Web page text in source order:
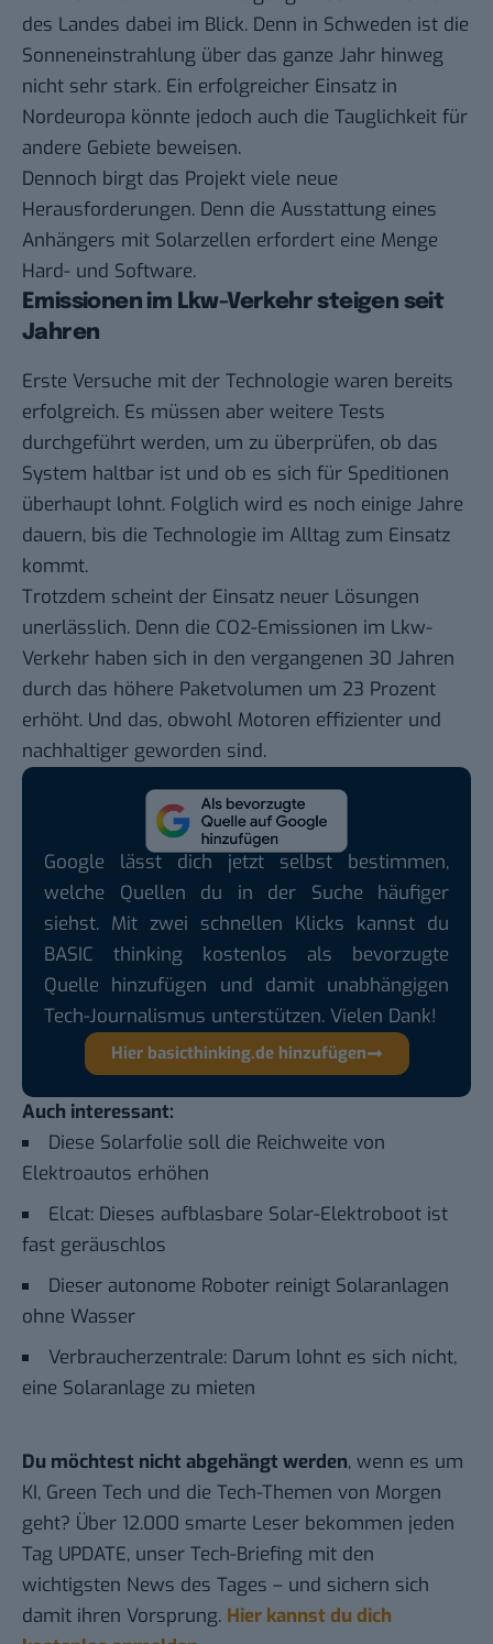
des Landes dabei im Blick. Denn in Schweden ist die
Sonneneinstrahlung über das ganze Jahr hinweg
nicht sehr stark. Ein erfolgreicher Einsatz in
Nordeuropa könnte jedoch auch die Tauglichkeit für
andere Gebiete beweisen.
Dennoch birgt das Projekt viele neue
Herausforderungen. Denn die Ausstattung eines
Anhängers mit Solarzellen erfordert eine Menge
Hard- und Software.
Emissionen im Lkw-Verkehr steigen seit
Jahren
Erste Versuche mit der Technologie waren bereits
erfolgreich. Es müssen aber weitere Tests
durchgeführt werden, um zu überprüfen, ob das
System haltbar ist und ob es sich für Speditionen
überhaupt lohnt. Folglich wird es noch einige Jahre
dauern, bis die Technologie im Alltag zum Einsatz
kommt.
Trotzdem scheint der Einsatz neuer Lösungen
unerlässlich. Denn die CO2-Emissionen im Lkw-
Verkehr haben sich in den vergangenen 30 Jahren
durch das höhere Paketvolumen um 23 Prozent
erhöht. Und das, obwohl Motoren effizienter und
nachhaltiger geworden sind.
Google lässt dich jetzt selbst bestimmen,
welche Quellen du in der Suche häufiger
siehst. Mit zwei schnellen Klicks kannst du
BASIC thinking kostenlos als bevorzugte
Quelle hinzufügen und damit unabhängigen
Tech-Journalismus unterstützen. Vielen Dank!
Hier basicthinking.de hinzufügen
Auch interessant:
Diese Solarfolie soll die Reichweite von
Elektroautos erhöhen
Elcat: Dieses aufblasbare Solar-Elektroboot ist
fast geräuschlos
Dieser autonome Roboter reinigt Solaranlagen
ohne Wasser
Verbraucherzentrale: Darum lohnt es sich nicht,
eine Solaranlage zu mieten
Du möchtest nicht abgehängt werden, wenn es um
KI, Green Tech und die Tech-Themen von Morgen
geht? Über 12.000 smarte Leser bekommen jeden
Tag UPDATE, unser Tech-Briefing mit den
wichtigsten News des Tages – und sichern sich
damit ihren Vorsprung. Hier kannst du dich